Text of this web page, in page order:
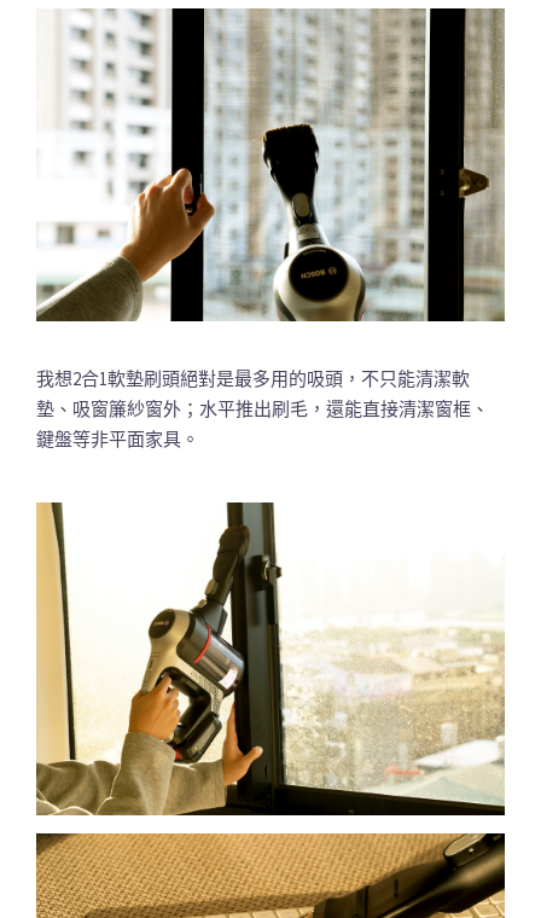
我想2合1軟墊刷頭絕對是最多用的吸頭，不只能清潔軟
墊、吸窗簾紗窗外；水平推出刷毛，還能直接清潔窗框、
鍵盤等非平面家具。